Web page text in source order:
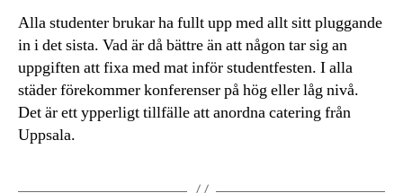
Alla studenter brukar ha fullt upp med allt sitt pluggande
in i det sista. Vad är då bättre än att någon tar sig an
uppgiften att fixa med mat inför studentfesten. I alla
städer förekommer konferenser på hög eller låg nivå.
Det är ett ypperligt tillfälle att anordna catering från
Uppsala.